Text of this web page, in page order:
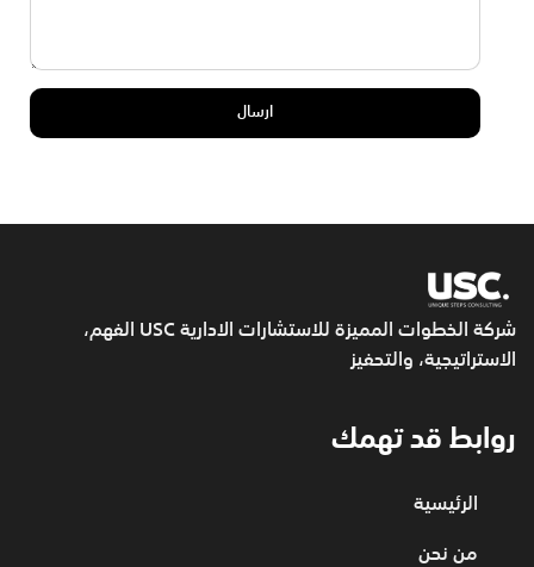
شركة الخطوات المميزة للاستشارات الادارية USC
الفهم،
الاستراتيجية، والتحفيز
روابط قد تهمك
الرئيسية
من نحن